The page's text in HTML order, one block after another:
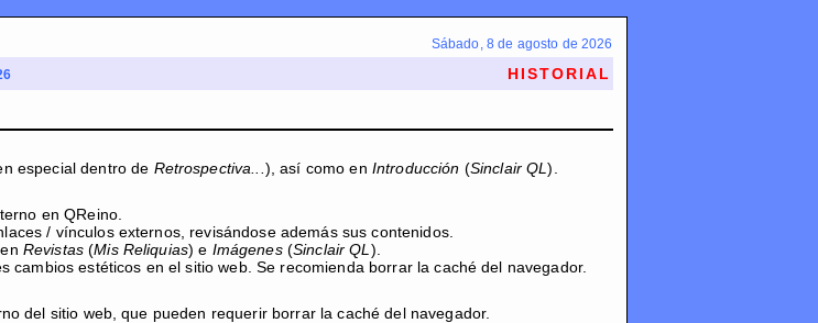
Sábado, 8 de agosto de 2026
HISTORIAL
especial dentro de Retrospectiva... ), así como en Introducción (Sinclair QL).
en QReino.
/ vínculos externos, revisándose además sus contenidos.
Revistas(Mis Reliquias) e Imágenes(Sinclair QL ).
cambios estéticos en el sitio web. Se recomienda borrar la caché del navegador.
del sitio web, que pueden requerir borrar la caché del navegador.